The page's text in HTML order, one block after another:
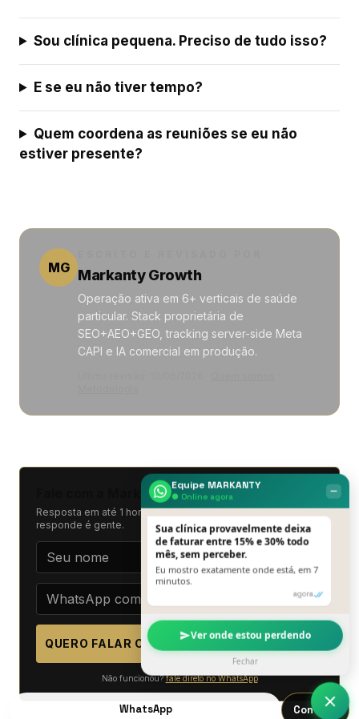
Sou clínica pequena. Preciso de tudo isso?
E se eu não tiver tempo?
Quem coordena as reuniões se eu não
estiver presente?
MG Markanty Growth
Operação ativa em 6+ verticais de saúde
particular. Stack proprietária de
SEO+AEO+GEO, tracking server-side Meta
CAPI e IA comercial em produção.
Fale com a Markanty Growth
Resposta em até 1 hora útil. Sem pitch automático, quem
responde é gente.
QUERO FALAR COM A MARKANTY GROWTH
Não funcionou? fale direto no WhatsApp
WhatsApp Contato
Equipe MARKANTY
● Online agora ‒
Sua clínica provavelmente deixa
de faturar entre 15% e 30% todo
mês, sem perceber.
Eu mostro exatamente onde está, em 7
minutos.
agora
Ver onde estou perdendo
Fechar